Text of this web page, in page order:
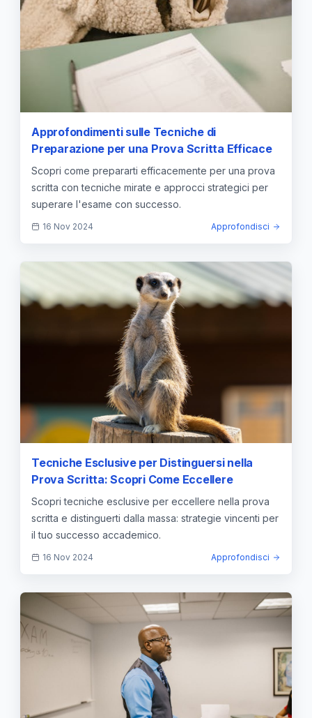
Approfondimenti sulle Tecniche di
Preparazione per una Prova Scritta Efficace
Scopri come prepararti efficacemente per una prova
scritta con tecniche mirate e approcci strategici per
superare l'esame con successo.
16 Nov 2024 Approfondisci
Tecniche Esclusive per Distinguersi nella
Prova Scritta: Scopri Come Eccellere
Scopri tecniche esclusive per eccellere nella prova
scritta e distinguerti dalla massa: strategie vincenti per
il tuo successo accademico.
16 Nov 2024 Approfondisci